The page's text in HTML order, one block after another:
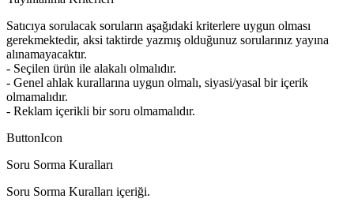
Satıcıya sorulacak soruların aşağıdaki kriterlere uygun olması
gerekmektedir, aksi taktirde yazmış olduğunuz sorularınız yayına
alınamayacaktır.
- Seçilen ürün ile alakalı olmalıdır.
- Genel ahlak kurallarına uygun olmalı, siyasi/yasal bir içerik
olmamalıdır.
- Reklam içerikli bir soru olmamalıdır.
ButtonIcon
Soru Sorma Kuralları
Soru Sorma Kuralları içeriği.